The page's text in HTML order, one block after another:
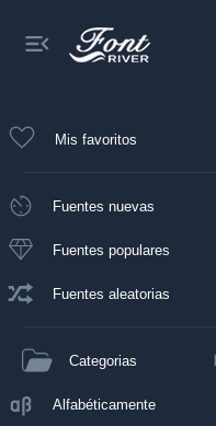
Mis favoritos
Fuentes nuevas
Fuentes populares
Fuentes aleatorias
Categorias
Alfabéticamente